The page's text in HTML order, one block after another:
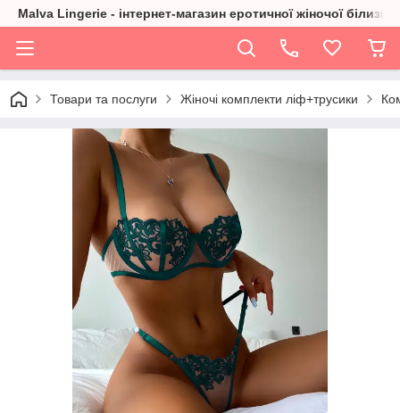
Malva Lingerie - інтернет-магазин еротичної жіночої білизни
Товари та послуги Жіночі комплекти ліф+трусики